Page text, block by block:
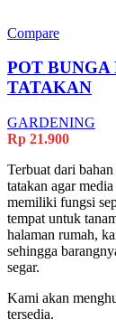
Compare
POT
TATAKAN
GARDENING
Rp 21.900
Terbuat dari
tatakan agar
memiliki fungsi
tempat untuk
halaman rumah,
sehingga
segar.
Kami akan
tersedia.